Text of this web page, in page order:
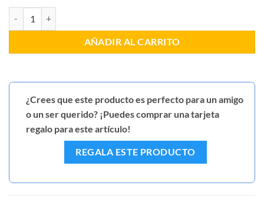
AÑADIR AL CARRITO
¿Crees que este producto es perfecto para un amigo
o un ser querido? ¡Puedes comprar una tarjeta
regalo para este artículo!
REGALA ESTE PRODUCTO